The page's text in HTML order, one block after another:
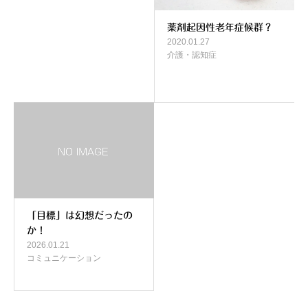
薬剤起因性老年症候群？
2020.01.27
介護・認知症
「目標」は幻想だったの
か！
2026.01.21
コミュニケーション